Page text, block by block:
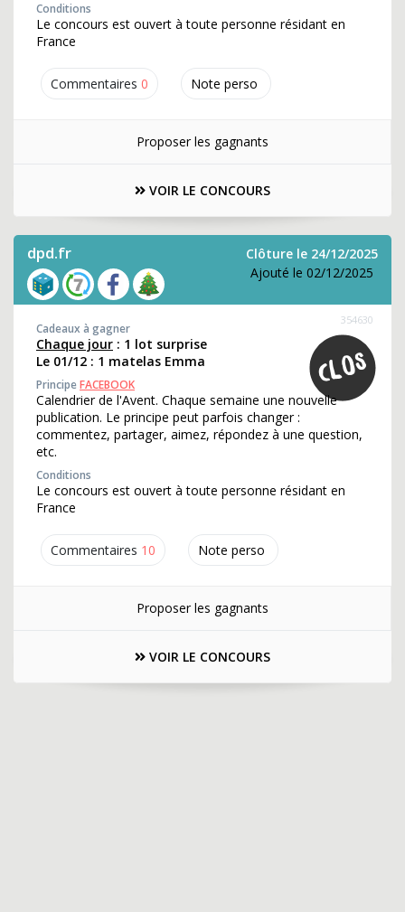
Commentaires 0 Note perso
Conditions
Le concours est ouvert à toute personne résidant en
France
Proposer les gagnants
VOIR LE CONCOURS
dpd.fr
Clôture le 24/12/2025
Ajouté le 02/12/2025
Commentaires 10 Note perso
354630
Cadeaux à gagner
Chaque jour : 1 lot surprise
Le 01/12 : 1 matelas Emma
PrincipeFACEBOOK
Calendrier de l'Avent. Chaque semaine une nouvelle
publication. Le principe peut parfois changer :
commentez, partager, aimez, répondez à une question,
etc.
Conditions
Le concours est ouvert à toute personne résidant en
France
Proposer les gagnants
VOIR LE CONCOURS